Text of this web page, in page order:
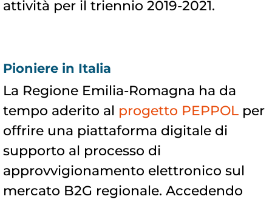
attività per il triennio 2019-2021.
Pioniere in Italia
La Regione Emilia-Romagna ha da
tempo aderito al progetto PEPPOL per
offrire una piattaforma digitale di
supporto al processo di
approvvigionamento elettronico sul
mercato B2G regionale. Accedendo